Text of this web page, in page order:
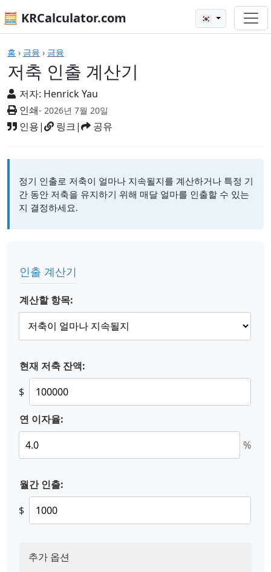
🧮 KRCalculator.com 🇰🇷
홈 › 금융 › 금융
저축 인출 계산기
저자: Henrick Yau
인쇄- 2026년 7월 20일
인용| 링크| 공유
계산기
정기 인출로 저축이 얼마나 지속될지를 계산하거나 특정 기
간 동안 저축을 유지하기 위해 매달 얼마를 인출할 수 있는
지 결정하세요.
인출 계산기
계산할 항목:
현재 저축 잔액:
$
연 이자율:
%
월간 인출:
$
추가 옵션